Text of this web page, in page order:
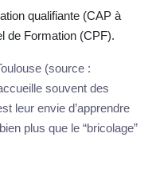
qualifiante (CAP à
de Formation (CPF).
(source :
souvent des
leur envie d’apprendre
plus que le “bricolage”